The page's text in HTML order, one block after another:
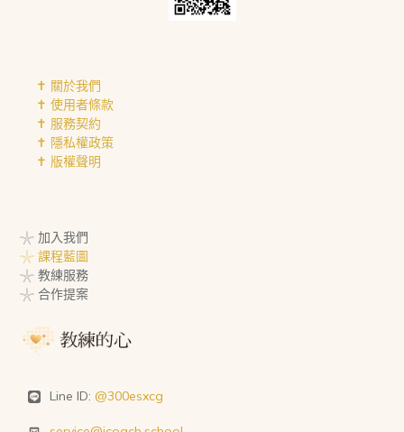
✝︎ 關於我們
✝︎ 使用者條款
✝︎ 服務契約
✝︎ 隱私權政策
✝︎ 版權聲明
𓇼 加入我們
𓇼 課程藍圖
𓇼 教練服務
𓇼 合作提案
Line ID: @300esxcg